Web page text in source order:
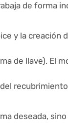
de forma
y la creación
de llave). El
deseada,